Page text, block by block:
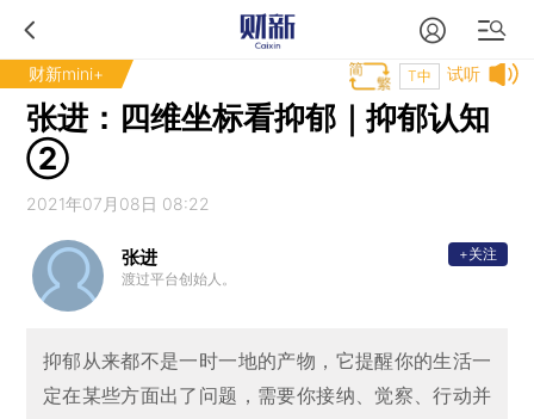
财新mini+ 试听
T中
张进：四维坐标看抑郁｜抑郁认知
②
2021年07月08日 08:22
张进
渡过平台创始人。
+关注
抑郁从来都不是一时一地的产物，它提醒你的生活一
定在某些方面出了问题，需要你接纳、觉察、行动并